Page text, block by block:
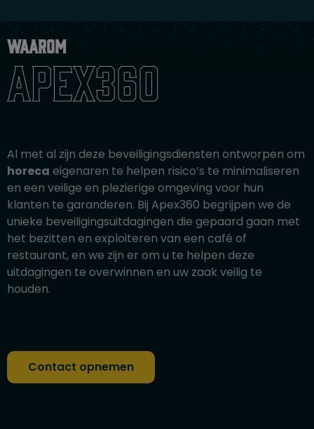
Waarom
Apex360
Al met al zijn deze beveiligingsdiensten ontworpen om
horeca eigenaren te helpen risico’s te minimaliseren
en een veilige en plezierige omgeving voor hun
klanten te garanderen. Bij Apex360 begrijpen we de
unieke beveiligingsuitdagingen die gepaard gaan met
het bezitten en exploiteren van een café of
restaurant, en we zijn er om u te helpen deze
uitdagingen te overwinnen en uw zaak veilig te
houden.
Contact opnemen